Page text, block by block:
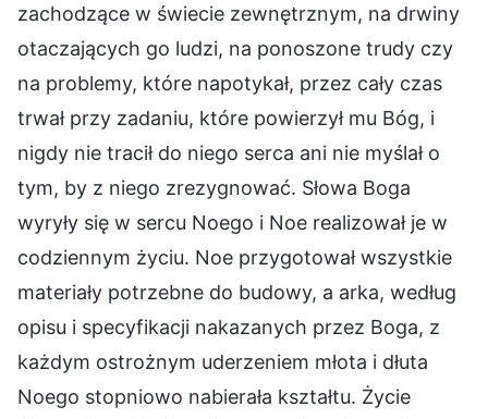
zachodzące w świecie zewnętrznym, na drwiny
otaczających go ludzi, na ponoszone trudy czy
na problemy, które napotykał, przez cały czas
trwał przy zadaniu, które powierzył mu Bóg, i
nigdy nie tracił do niego serca ani nie myślał o
tym, by z niego zrezygnować. Słowa Boga
wyryły się w sercu Noego i Noe realizował je w
codziennym życiu. Noe przygotował wszystkie
materiały potrzebne do budowy, a arka, według
opisu i specyfikacji nakazanych przez Boga, z
każdym ostrożnym uderzeniem młota i dłuta
Noego stopniowo nabierała kształtu. Życie